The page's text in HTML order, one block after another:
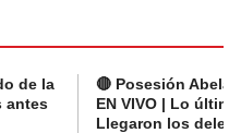
de la
antes
🔴 Posesión
EN VIVO | Lo
Llegaron los